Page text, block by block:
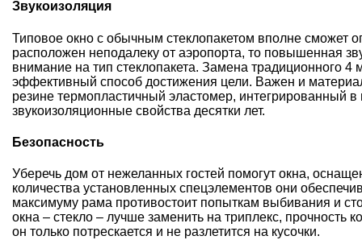
Звукоизоляция
Типовое окно с обычным стеклопакетом вполне сможет
расположен неподалеку от аэропорта, то повышенная
внимание на тип стеклопакета. Замена традиционного
эффективный способ достижения цели. Важен и
резине термопластичный эластомер, интегрированный
звукоизоляционные свойства десятки лет.
Безопасность
Уберечь дом от нежеланных гостей помогут окна,
количества установленных спецэлементов они
максимуму рама противостоит попыткам выбивания и
окна – стекло – лучше заменить на триплекс, прочность
он только потрескается и не разлетится на кусочки.